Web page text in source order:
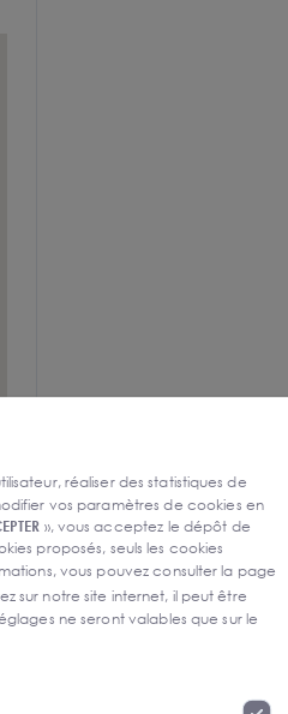
réaliser des statistiques de
vos paramètres de cookies en
», vous acceptez le dépôt de
proposés, seuls les cookies
vous pouvez consulter la page
sur notre site internet, il peut être
ne seront valables que sur le